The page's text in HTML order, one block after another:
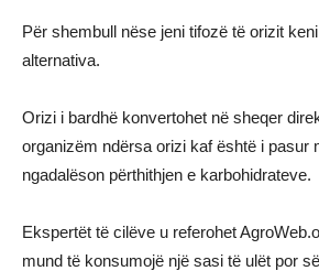
Për shembull nëse jeni tifozë të orizit
alternativa.
Orizi i bardhë konvertohet në sheqer
organizëm ndërsa orizi kaf është i pasur
ngadalëson përthithjen e karbohidrateve.
Ekspertët të cilëve u referohet
mund të konsumojë një sasi të ulët por